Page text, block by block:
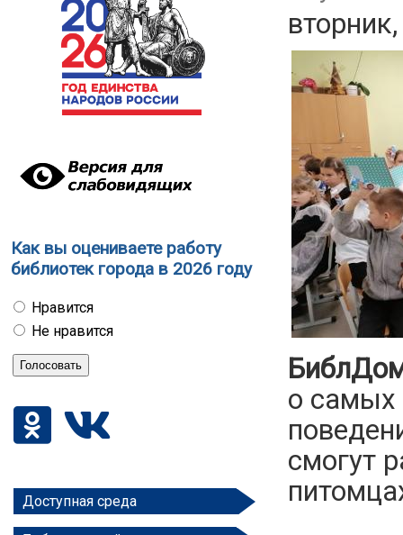
Как вы оцениваете работу
библиотек города в 2026 году
Нравится
Не нравится
Доступная среда
о самых
смогут